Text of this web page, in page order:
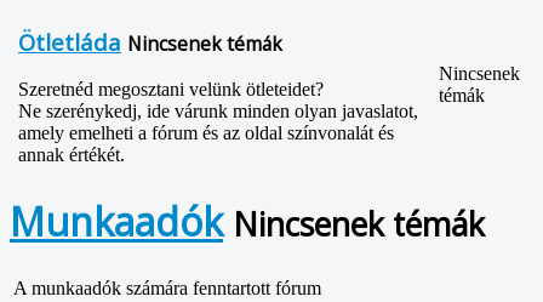
Ötletláda Nincsenek témák
Szeretnéd megosztani velünk ötleteidet?
Ne szerénykedj, ide várunk minden olyan javaslatot,
amely emelheti a fórum és az oldal színvonalát és
annak értékét.
Nincsenek
témák
Munkaadók Nincsenek témák
A munkaadók számára fenntartott fórum